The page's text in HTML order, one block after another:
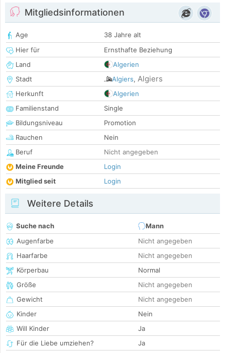
Mitgliedsinformationen
Age
38 Jahre alt
Hier für
Ernsthafte Beziehung
Land
Algerien
Stadt
Algiers, Algiers
Herkunft
Algerien
Familienstand
Single
Bildungsniveau
Promotion
Rauchen
Nein
Beruf
Nicht angegeben
Meine Freunde
Login
Mitglied seit
Login
Weitere Details
Suche nach
Mann
Augenfarbe
Nicht angegeben
Haarfarbe
Nicht angegeben
Körperbau
Normal
Größe
Nicht angegeben
Gewicht
Nicht angegeben
Kinder
Nein
Will Kinder
Ja
Für die Liebe umziehen?
Ja